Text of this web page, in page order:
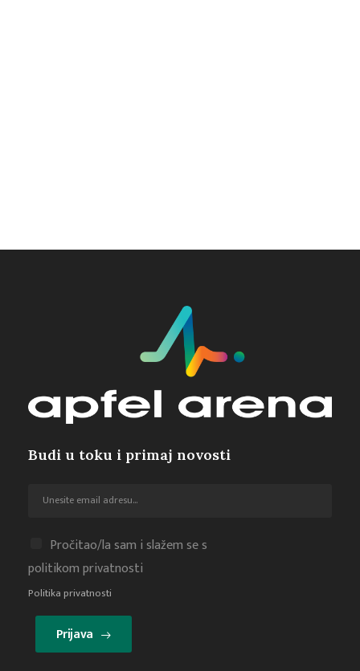
Budi u toku i primaj novosti
Pročitao/la sam i slažem se s
politikom privatnosti
Politika privatnosti
Prijava